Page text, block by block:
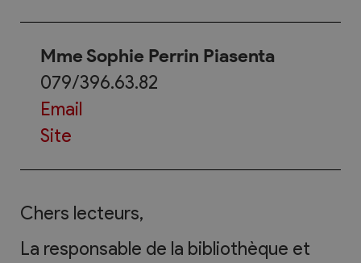
Mme Sophie Perrin Piasenta
079/396.63.82
Email
Site
Chers lecteurs,
La responsable de la bibliothèque et